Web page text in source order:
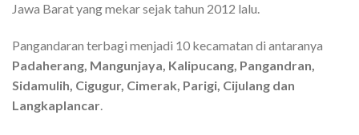
Jawa Barat yang mekar sejak tahun 2012 lalu.
Pangandaran terbagi menjadi 10 kecamatan di antaranya
Padaherang, Mangunjaya, Kalipucang, Pangandran,
Sidamulih, Cigugur, Cimerak, Parigi, Cijulang dan
Langkaplancar.